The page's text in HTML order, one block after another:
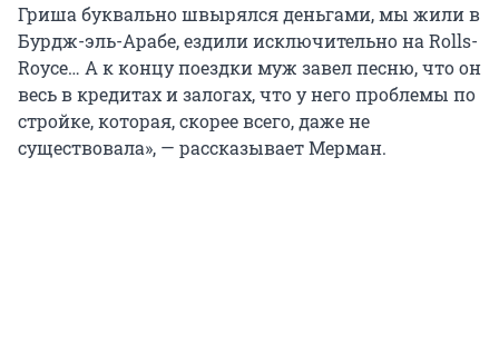
Гриша буквально швырялся деньгами, мы жили в
Бурдж-эль-Арабе, ездили исключительно на Rolls-
Royce… А к концу поездки муж завел песню, что он
весь в кредитах и залогах, что у него проблемы по
стройке, которая, скорее всего, даже не
существовала», — рассказывает Мерман.